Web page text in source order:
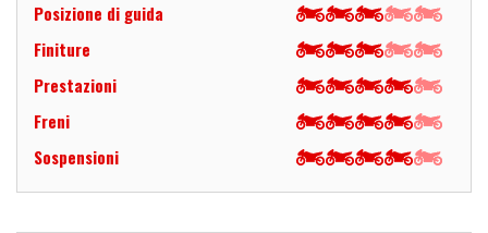
Posizione di guida
Finiture
Prestazioni
Freni
Sospensioni